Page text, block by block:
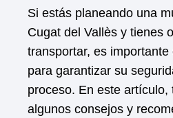
Si estás planeando una
Cugat del Vallès y tienes
transportar, es
para garantizar su
proceso. En este artículo,
algunos consejos y